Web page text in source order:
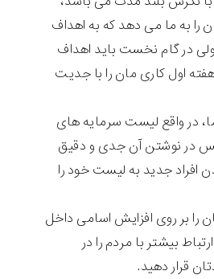
را به ما می دهد كه به اهداف
ولی در گام نخست بايد اهداف
اول كاری مان را با جديت
در واقع لیست سرمايه های
در نوشتن آن جدی و دقيق
افراد جديد به لیست خود را
را بر روی افزایش اسامی داخل
بیشتر با مردم را در
قرار دهید.